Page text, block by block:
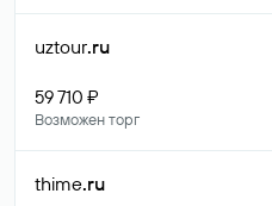
uztour.ru
59 710 ₽
Возможен торг
thime.ru